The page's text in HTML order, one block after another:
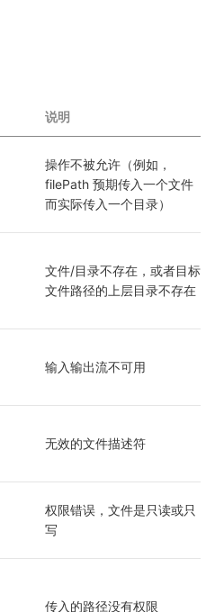
说明
操作不被允许（例如，
filePath 预期传入一个文件
而实际传入一个目录）
文件/目录不存在，或者目标
文件路径的上层目录不存在
输入输出流不可用
无效的文件描述符
权限错误，文件是只读或只
写
传入的路径没有权限